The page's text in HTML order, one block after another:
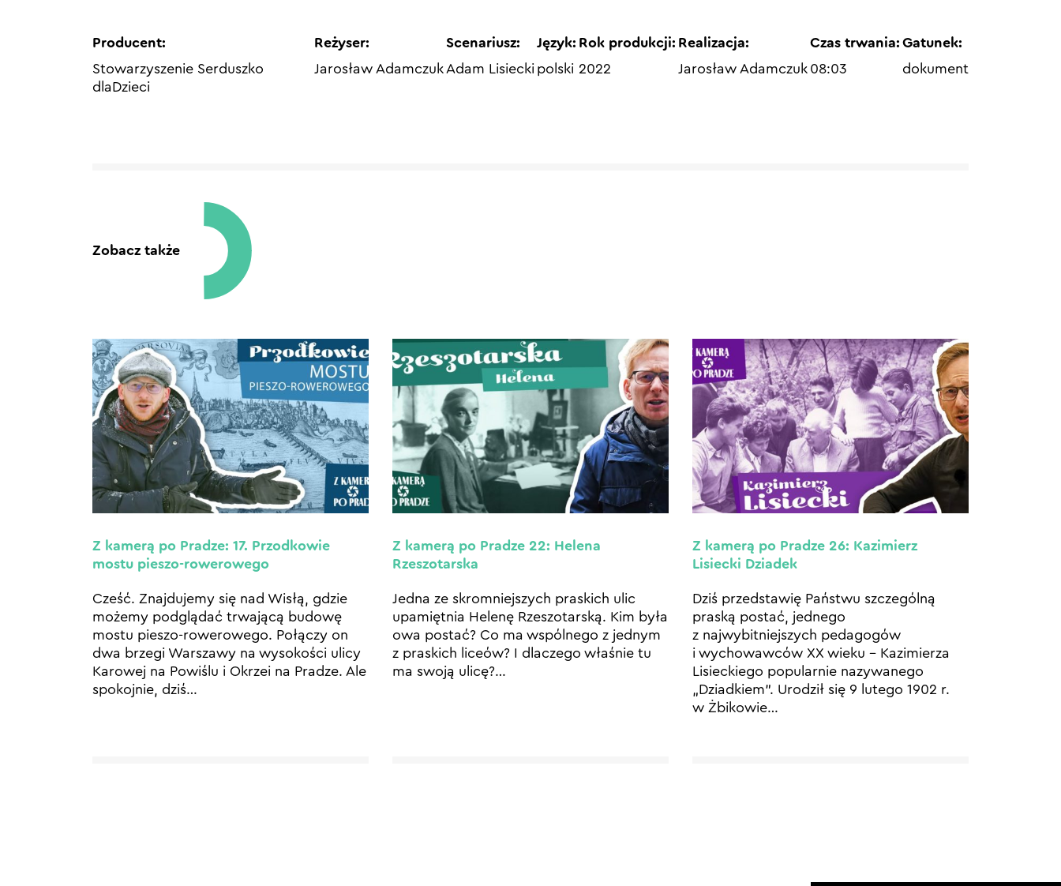
Producent:
Stowarzyszenie Serduszko
dlaDzieci
Reżyser:
Jarosław Adamczuk
Scenariusz:
Adam Lisiecki
Język:
polski
Rok produkcji:
2022
Realizacja:
Jarosław Adamczuk
Czas trwania:
08:03
Gatunek:
dokument
Zobacz także
Z kamerą po Pradze: 17. Przodkowie
mostu pieszo-rowerowego
Cześć. Znajdujemy się nad Wisłą, gdzie
możemy podglądać trwającą budowę
mostu pieszo-rowerowego. Połączy on
dwa brzegi Warszawy na wysokości ulicy
Karowej na Powiślu i Okrzei na Pradze. Ale
spokojnie, dziś…
Z kamerą po Pradze 22: Helena
Rzeszotarska
Jedna ze skromniejszych praskich ulic
upamiętnia Helenę Rzeszotarską. Kim była
owa postać? Co ma wspólnego z jednym
z praskich liceów? I dlaczego właśnie tu
ma swoją ulicę?…
Z kamerą po Pradze 26: Kazimierz
Lisiecki Dziadek
Dziś przedstawię Państwu szczególną
praską postać, jednego
z najwybitniejszych pedagogów
i wychowawców XX wieku – Kazimierza
Lisieckiego popularnie nazywanego
„Dziadkiem”. Urodził się 9 lutego 1902 r.
w Żbikowie…